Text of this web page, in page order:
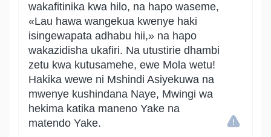
wakafitinika kwa hilo, na hapo waseme,
«Lau hawa wangekua kwenye haki
isingewapata adhabu hii,» na hapo
wakazidisha ukafiri. Na utustirie dhambi
zetu kwa kutusamehe, ewe Mola wetu!
Hakika wewe ni Mshindi Asiyekuwa na
mwenye kushindana Naye, Mwingi wa
hekima katika maneno Yake na
matendo Yake.